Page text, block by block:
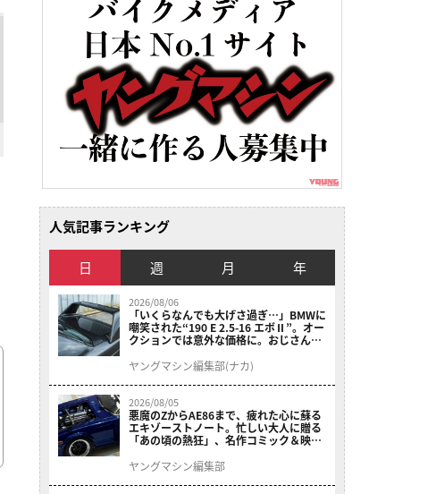
人気記事ランキング
日 週 月 年
2026/08/06
「いくらなんでも大げさ過ぎ…」BMWに
嘲笑された“190 E 2.5-16 エボⅡ”。オー
クションでは意外な価格に。おじさん達
ヤングマシン編集部(ナカ)
2026/08/05
悪魔のZからAE86まで、疲れた心に蘇る
エキゾーストノート。忙しい大人に贈る
「あの頃の熱狂」、名作コミック＆映画
結！
ヤングマシン編集部